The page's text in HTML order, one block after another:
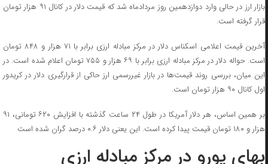
بازار ارز در حالی وارد دوازدهمین روز مردادماه شد که قیمت دلار در کانال ۹۱ هزار تومان
قرار گرفته است.
آخرین قیمت اعلامی اسکناس دلار در مرکز مبادله ارزی برابر با ۷۱ هزار و ۸۴۸ تومان
است. حواله دلار در مرکز مبادله ارزی برابر با ۶۹ هزار و ۷۵۵ تومان اعلام شده است. در
این میان، بررسی روند قیمت‌ها در بازار غیررسمی ارز حاکی از قرارگیری دلار در کریدور
اول کانال ۹۰ هزار تومان است.
بر همین اساس، هر دلار آمریکا در طول ۲۴ ساعت گذشته با افزایش ۶۲۰ تومانی، ۹۱
هزار و ۱۸۰ تومان قیمت پیدا کرده است. این یعنی دلار ۰.۶ درصد گران شده است
بهای یورو در مرکز مبادله ارزی